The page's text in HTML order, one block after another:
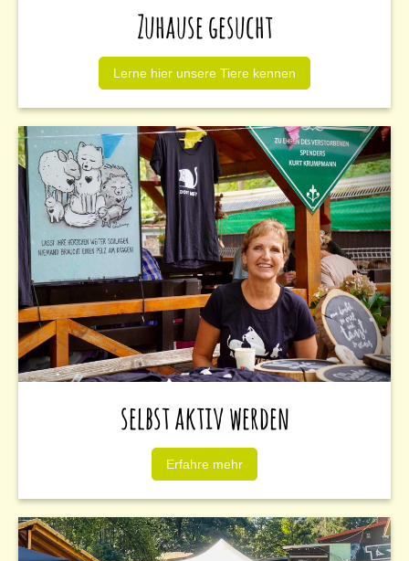
Zuhause gesucht
Lerne hier unsere Tiere kennen
selbst aktiv werden
Erfahre mehr